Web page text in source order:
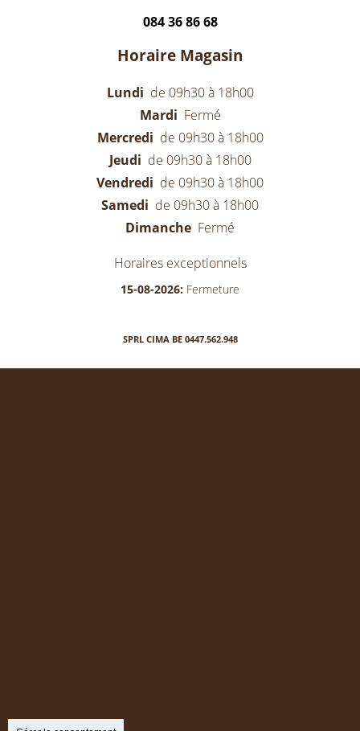
084 36 86 68
Horaire Magasin
Lundi de 09h30 à 18h00
Mardi Fermé
Mercredi de 09h30 à 18h00
Jeudi de 09h30 à 18h00
Vendredi de 09h30 à 18h00
Samedi de 09h30 à 18h00
Dimanche Fermé
Horaires exceptionnels
15-08-2026: Fermeture
SPRL CIMA BE 0447.562.948